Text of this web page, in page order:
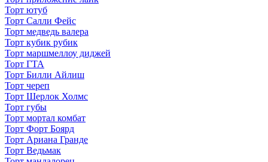
Торт ютуб
Торт Салли Фейс
Торт медведь валера
Торт кубик рубик
Торт маршмеллоу диджей
Торт ГТА
Торт Билли Айлиш
Торт череп
Торт Шерлок Холмс
Торт губы
Торт мортал комбат
Торт Форт Боярд
Торт Ариана Гранде
Торт Ведьмак